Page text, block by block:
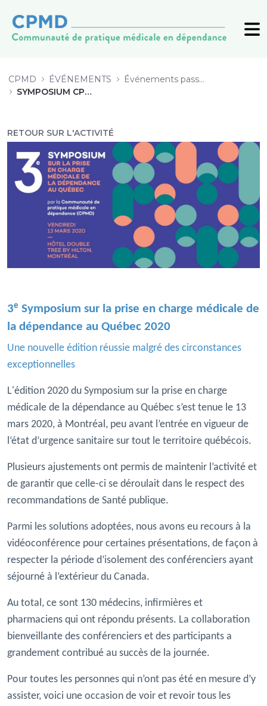
CPMD ÉVÉNEMENTS
Événements passés (archive)
SYMPOSIUM CPMD 2020
RETOUR SUR L'ACTIVITÉ
3e Symposium sur la prise en charge médicale de
la dépendance au Québec 2020
Une nouvelle édition réussie malgré des circonstances
exceptionnelles
L'édition 2020 du Symposium sur la prise en charge
médicale de la dépendance au Québec s’est tenue le 13
mars 2020, à Montréal, peu avant l’entrée en vigueur de
l‘état d’urgence sanitaire sur tout le territoire québécois.
Plusieurs ajustements ont permis de maintenir l’activité et
de garantir que celle-ci se déroulait dans le respect des
recommandations de Santé publique.
Parmi les solutions adoptées, nous avons eu recours à la
vidéoconférence pour certaines présentations, de façon à
respecter la période d’isolement des conférenciers ayant
séjourné à l’extérieur du Canada.
Au total, ce sont 130 médecins, infirmières et
pharmaciens qui ont répondu présents. La collaboration
bienveillante des conférenciers et des participants a
grandement contribué au succès de la journée.
Pour toutes les personnes qui n’ont pas été en mesure d’y
assister, voici une occasion de voir et revoir tous les